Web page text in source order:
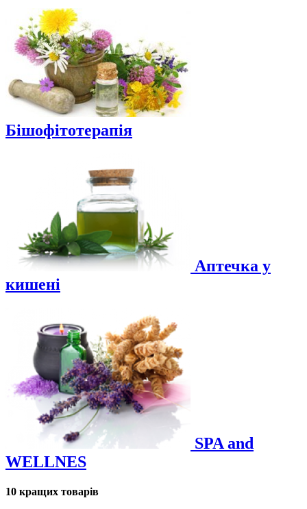
Бішофітотерапія
Аптечка у
кишені
SPA and
WELLNES
10 кращих товарів